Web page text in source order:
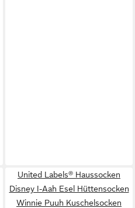
United Labels® Haussocken
Disney I-Aah Esel Hüttensocken
Winnie Puuh Kuschelsocken